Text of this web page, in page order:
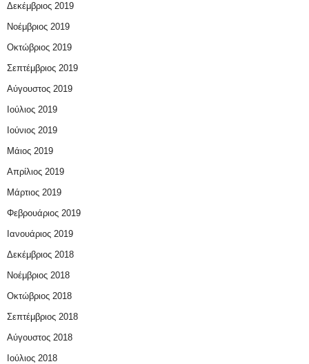
Δεκέμβριος 2019
Νοέμβριος 2019
Οκτώβριος 2019
Σεπτέμβριος 2019
Αύγουστος 2019
Ιούλιος 2019
Ιούνιος 2019
Μάιος 2019
Απρίλιος 2019
Μάρτιος 2019
Φεβρουάριος 2019
Ιανουάριος 2019
Δεκέμβριος 2018
Νοέμβριος 2018
Οκτώβριος 2018
Σεπτέμβριος 2018
Αύγουστος 2018
Ιούλιος 2018